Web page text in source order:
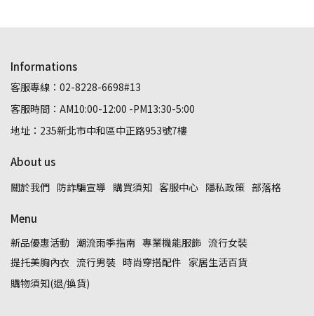
Informations
客服專線：02-8228-6698#13
客服時間：AM10:00-12:00 -PM13:30-5:00
地址：235新北市中和區中正路953號7樓
About us
關於我們 防詐騙宣導 購買須知 客服中心 隱私政策 部落格
Menu
新品優惠活動 潮流雨季指南 專業機能服飾 流行女裝
提托美胸內衣 流行男裝 時尚穿搭配件 家居生活百貨
購物須知(退/換貨)